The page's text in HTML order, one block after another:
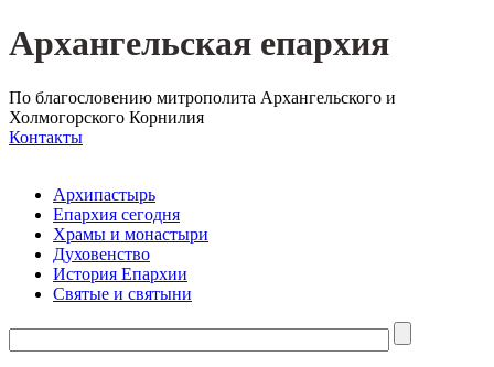
Архангельская епархия
По благословению митрополита Архангельского и
Холмогорского Корнилия
Контакты
Архипастырь
Епархия сегодня
Храмы и монастыри
Духовенство
История Епархии
Святые и святыни